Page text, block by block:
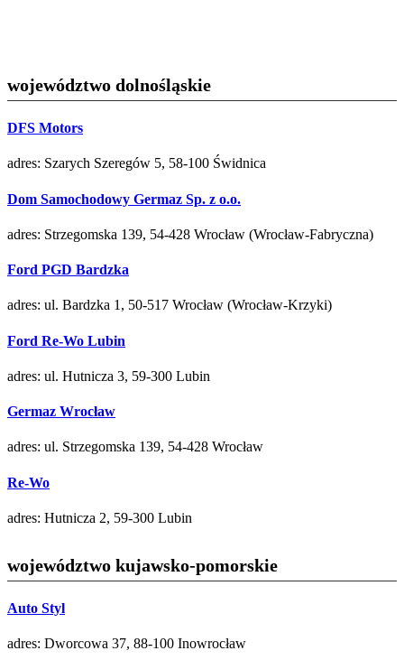
województwo dolnośląskie
DFS Motors
adres: Szarych Szeregów 5, 58-100 Świdnica
Dom Samochodowy Germaz Sp. z o.o.
adres: Strzegomska 139, 54-428 Wrocław (Wrocław-Fabryczna)
Ford PGD Bardzka
adres: ul. Bardzka 1, 50-517 Wrocław (Wrocław-Krzyki)
Ford Re-Wo Lubin
adres: ul. Hutnicza 3, 59-300 Lubin
Germaz Wrocław
adres: ul. Strzegomska 139, 54-428 Wrocław
Re-Wo
adres: Hutnicza 2, 59-300 Lubin
województwo kujawsko-pomorskie
Auto Styl
adres: Dworcowa 37, 88-100 Inowrocław